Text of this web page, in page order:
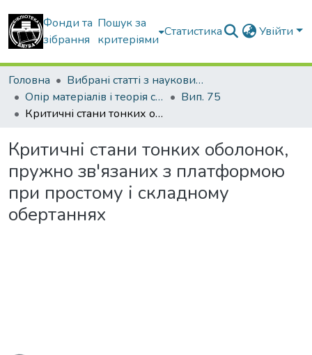
Фонди та
зібрання
Пошук за
критеріями
Статистика Увійти
Головна
Вибрані статті з наукових збірників КНУБА
Опір матеріалів і теорія споруд
Вип. 75
Критичні стани тонких оболонок, пружно зв'язаних з платформою при простому і складному обертаннях
Критичні стани тонких оболонок,
пружно зв'язаних з платформою
при простому і складному
обертаннях